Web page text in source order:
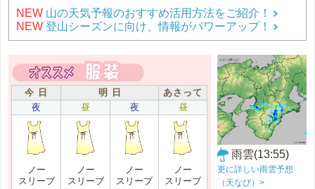
NEW 山の天気予報のおすすめ活用方法をご紹介！
NEW 登山シーズンに向け、情報がパワーアップ！
今 日 明 日
あさって
夜
昼 夜 昼
ノー
スリーブ
ノー
スリーブ
ノー
スリーブ
ノー
スリーブ
雨雲(13:55)
更に詳しい雨雲予想
（天なび）>